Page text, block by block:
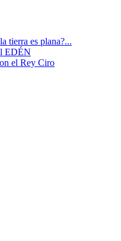
tierra es plana?...
EDÉN
el Rey Ciro